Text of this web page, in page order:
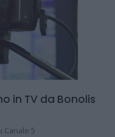
in TV da Bonolis
Canale 5